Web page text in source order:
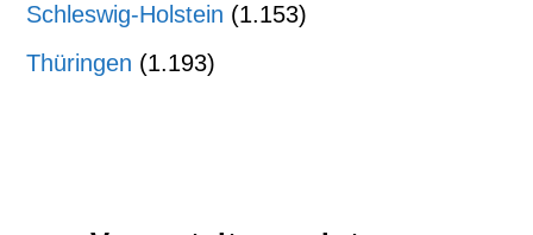
Schleswig-Holstein (1.153)
Thüringen (1.193)